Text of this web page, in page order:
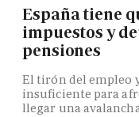
España tiene
impuestos y
pensiones
El tirón del empleo
insuficiente para
llegar una